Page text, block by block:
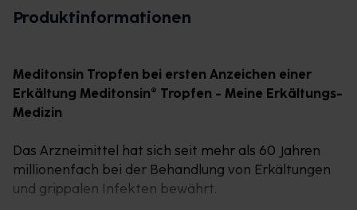
Produktinformationen
Meditonsin Tropfen bei ersten Anzeichen einer
Erkältung Meditonsin® Tropfen - Meine Erkältungs-
Medizin
Das Arzneimittel hat sich seit mehr als 60 Jahren
millionenfach bei der Behandlung von Erkältungen
und grippalen Infekten bewährt.